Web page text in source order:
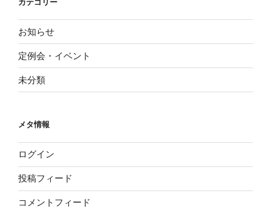
カテゴリー
お知らせ
定例会・イベント
未分類
メタ情報
ログイン
投稿フィード
コメントフィード